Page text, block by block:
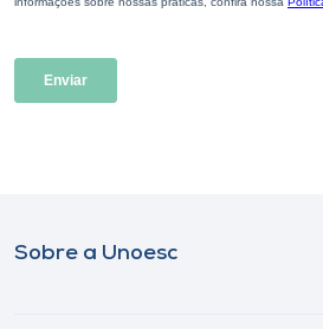
Sobre a Unoesc